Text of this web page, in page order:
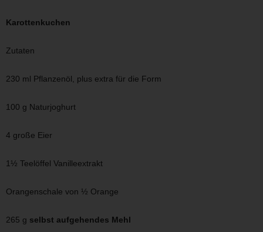
Karottenkuchen
Zutaten
230 ml Pflanzenöl, plus extra für die Form
100 g Naturjoghurt
4 große Eier
1½ Teelöffel Vanilleextrakt
Orangenschale von ½ Orange
265 g selbst aufgehendes Mehl